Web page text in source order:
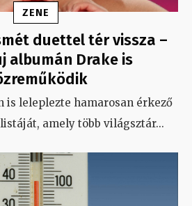
ZENE
duettel tér vissza –
albumán Drake is
is leleplezte hamarosan érkező
amely több világsztár...